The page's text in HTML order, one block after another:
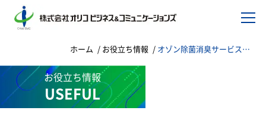
ホーム お役立ち情報 オゾン除菌消臭サービス実施店
お役立ち情報
USEFUL